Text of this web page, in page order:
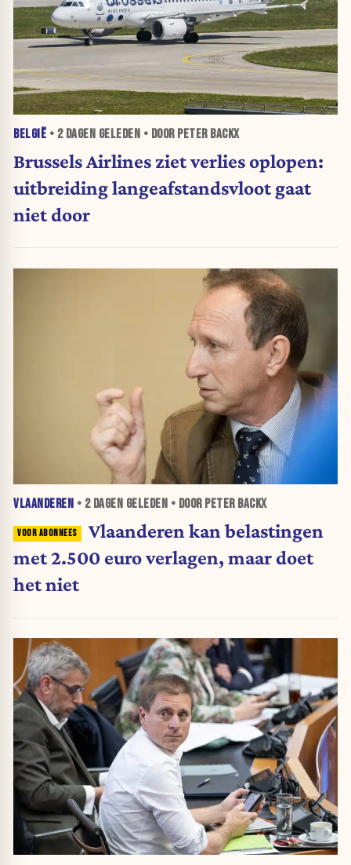
BELGIË • 2 DAGEN GELEDEN • DOOR PETER BACKX
Brussels Airlines ziet verlies oplopen:
uitbreiding langeafstandsvloot gaat
niet door
VLAANDEREN • 2 DAGEN GELEDEN • DOOR PETER BACKX
Vlaanderen kan belastingen
met 2.500 euro verlagen, maar doet
het niet